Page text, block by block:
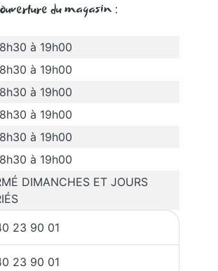
du magasin :
à 19h00
à 19h00
à 19h00
à 19h00
à 19h00
à 19h00
DIMANCHES ET JOURS
23 90 01
23 90 01